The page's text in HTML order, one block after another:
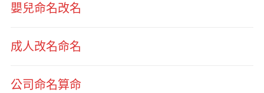
嬰兒命名改名
成人改名命名
公司命名算命